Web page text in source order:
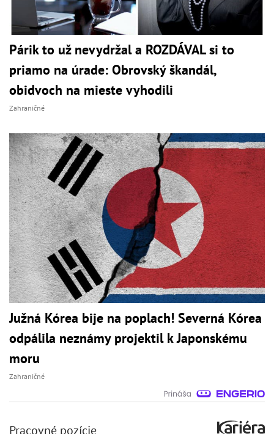
Párik to už nevydržal a ROZDÁVAL si to
priamo na úrade: Obrovský škandál,
obidvoch na mieste vyhodili
Zahraničné
Južná Kórea bije na poplach! Severná Kórea
odpálila neznámy projektil k Japonskému
moru
Zahraničné
Pracovné pozície